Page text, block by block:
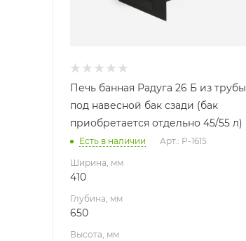
Диаметр дымохода, мм
620
Масса камней, кг
40
Гарантия, мес.
12
Печь банная Радуга 26 Б из
под навесной бак сзади (бак
приобретается отдельно 45/55 л)
Есть в наличии Арт.: Р-1615
Ширина, мм
410
Глубина, мм
650
Высота, мм